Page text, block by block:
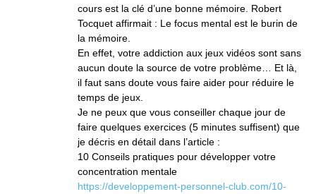
cours est la clé d’une bonne mémoire. Robert
Tocquet affirmait : Le focus mental est le burin de
la mémoire.
En effet, votre addiction aux jeux vidéos sont sans
aucun doute la source de votre problème… Et là,
il faut sans doute vous faire aider pour réduire le
temps de jeux.
Je ne peux que vous conseiller chaque jour de
faire quelques exercices (5 minutes suffisent) que
je décris en détail dans l’article :
10 Conseils pratiques pour développer votre
concentration mentale
https://developpement-personnel-club.com/10-